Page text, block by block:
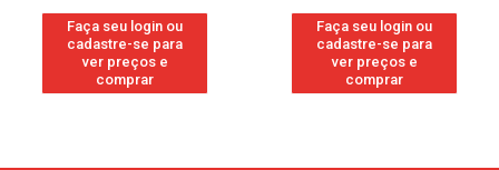
Faça seu login ou
cadastre-se para
ver preços e
comprar
Faça seu login ou
cadastre-se para
ver preços e
comprar